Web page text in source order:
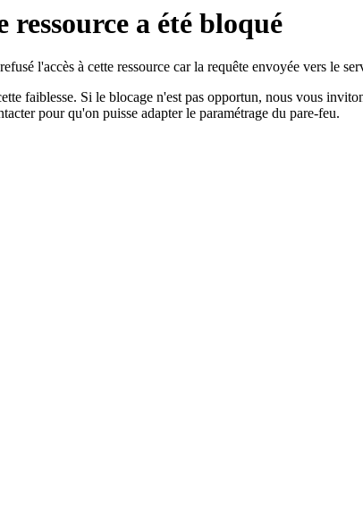
ressource a été bloqué
l'accès à cette ressource car la requête envoyée vers le
faiblesse. Si le blocage n'est pas opportun, nous vous
pour qu'on puisse adapter le paramétrage du pare-feu.